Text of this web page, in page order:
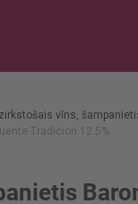
vīns,
Tradicion 12.5%